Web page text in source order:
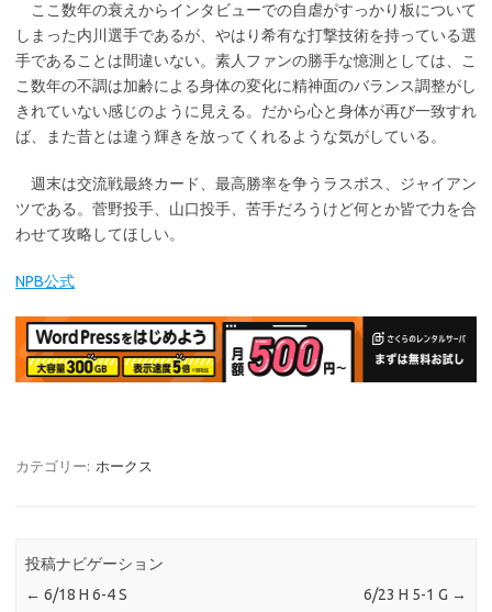
ここ数年の衰えからインタビューでの自虐がすっかり板について
しまった内川選手であるが、やはり希有な打撃技術を持っている選
手であることは間違いない。素人ファンの勝手な憶測としては、こ
こ数年の不調は加齢による身体の変化に精神面のバランス調整がし
きれていない感じのように見える。だから心と身体が再び一致すれ
ば、また昔とは違う輝きを放ってくれるような気がしている。
週末は交流戦最終カード、最高勝率を争うラスボス、ジャイアン
ツである。菅野投手、山口投手、苦手だろうけど何とか皆で力を合
わせて攻略してほしい。
NPB公式
カテゴリー: ホークス
投稿ナビゲーション
← 6/18 H 6-4 S 6/23 H 5-1 G →